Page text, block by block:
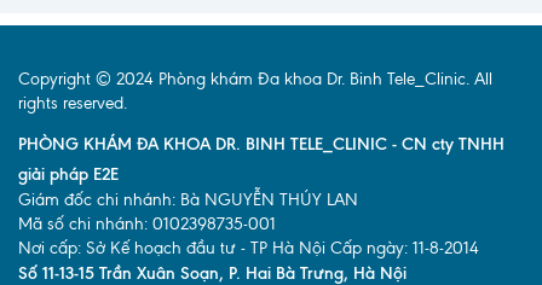
Copyright © 2024 Phòng khám Đa khoa Dr. Binh Tele_Clinic. All
rights reserved.
PHÒNG KHÁM ĐA KHOA DR. BINH TELE_CLINIC - CN cty TNHH
giải pháp E2E
Giám đốc chi nhánh: Bà NGUYỄN THÚY LAN
Mã số chi nhánh: 0102398735-001
Nơi cấp: Sở Kế hoạch đầu tư - TP Hà Nội Cấp ngày: 11-8-2014
Số 11-13-15 Trần Xuân Soạn, P. Hai Bà Trưng, Hà Nội